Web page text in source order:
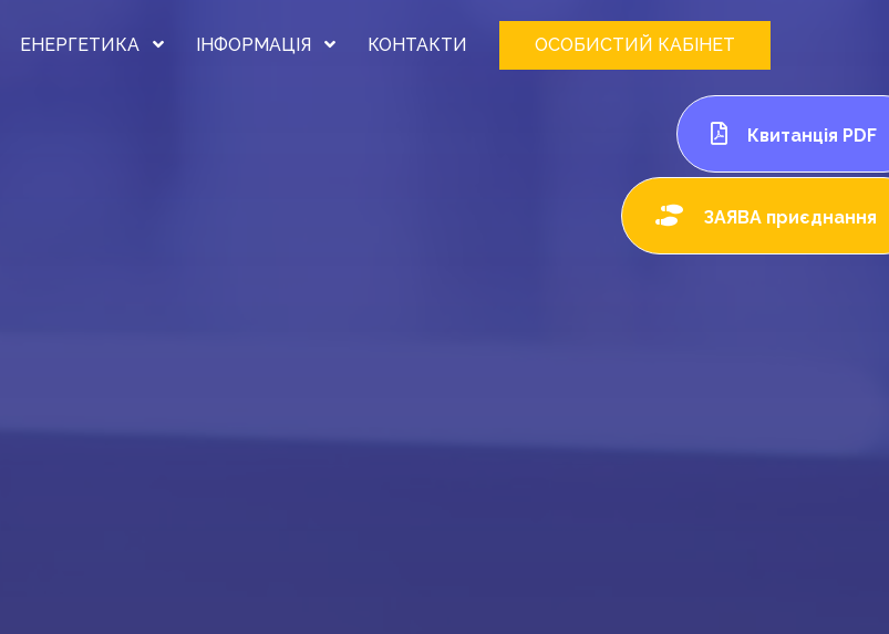
ЕНЕРГЕТИКА ІНФОРМАЦІЯ КОНТАКТИ ОСОБИСТИЙ КАБІНЕТ
Квитанція PDF
ЗАЯВА приєднання